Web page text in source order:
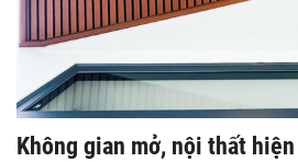
Không gian mở, nội thất